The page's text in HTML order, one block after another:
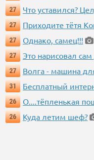
27
Что уставился?
27
Приходите тётя
27
Однако, самец!!!
27
Это нарисовал
27
Волга - машина
31
Бесплатный
26
О....тёпленькая
26
Куда летим шеф?